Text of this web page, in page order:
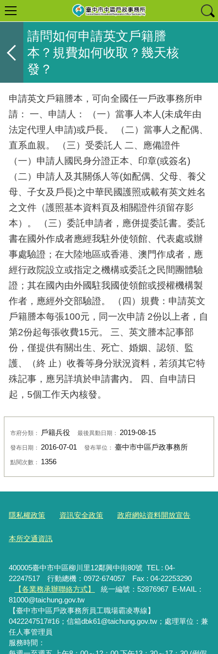
請問如何申請英文戶籍謄
本？規費如何收取？幾天核
發？
申請英文戶籍謄本，可向全國任一戶政事務所申
請： 一、申請人： （一）當事人本人(未成年由
法定代理人申請)或戶長。 （二）當事人之配偶、
直系血親。 （三）受委託人 二、應備證件
（一）申請人國民身分證正本、印章(或簽名)
（二）申請人及其關係人等(如配偶、父母、養父
母、子女及戶長)之中華民國護照或載有英文姓名
之文件（護照基本資料頁及相關證件須留存影
本）。 （三）委託申請者，應併提委託書。委託
書在國外作成者應經我駐外使領館、代表處或辦
事處驗證；在大陸地區或香港、澳門作成者，應
經行政院設立或指定之機構或委託之民間團體驗
證；其在國內由外國駐我國使領館或授權機構製
作者，應經外交部驗證。 （四）規費：申請英文
戶籍謄本每張100元，同一次申請 2份以上者，自
第2份起每張收費15元。 三、英文謄本記事部
份，僅提供有關出生、死亡、婚姻、認領、監
護、（終 止）收養等身分狀況資料，若須其它特
殊記事，應另詳填於申請書內。 四、自申請日
起，5個工作天內核發。
市府分類： 戶籍兵役 最後異動日期： 2019-08-15
發布日期： 2016-07-01 發布單位： 臺中市中區戶政事務所
點閱次數： 1356
隱私權政策 資訊安全政策 政府網站資料開放宣告
本所交通資訊
400005臺中市中區柳川里12鄰興中街80號 TEL : 04-
22247517 行動總機：0972-674057 Fax : 04-22253290
【各業務承辦聯絡方式】
統一編號：52876967 E-MAIL：
81000@taichung.gov.tw
【臺中市中區戶政事務所員工職場霸凌專線】
0422247517#16；信箱dbk61@taichung.gov.tw；處理單位：兼
任人事管理員
服務時間：